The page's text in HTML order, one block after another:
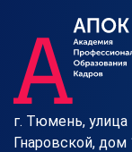
г. Тюмень, улица
Гнаровской, дом